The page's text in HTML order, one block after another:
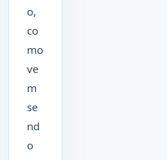
o,
co
mo
ve
m
se
nd
o